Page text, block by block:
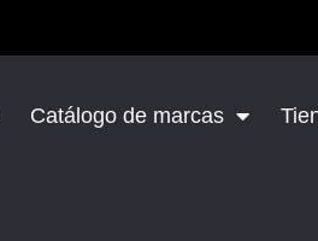
Catálogo de marcas